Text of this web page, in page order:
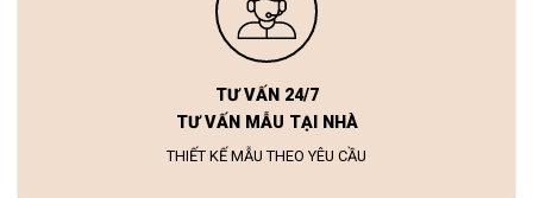
TƯ VẤN 24/7
TƯ VẤN MẪU TẠI NHÀ
THIẾT KẾ MẪU THEO YÊU CẦU